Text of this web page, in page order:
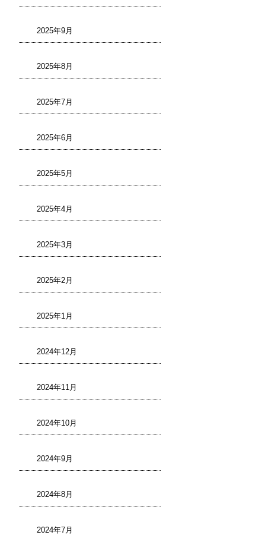
2025年9月
2025年8月
2025年7月
2025年6月
2025年5月
2025年4月
2025年3月
2025年2月
2025年1月
2024年12月
2024年11月
2024年10月
2024年9月
2024年8月
2024年7月